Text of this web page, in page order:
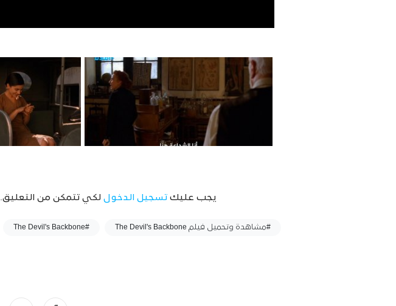
يجب عليك تسجيل الدخول لكي تتمكن من التعليق.
#مشاهدة وتحميل فيلم The Devil's Backbone #The Devil's Backbone